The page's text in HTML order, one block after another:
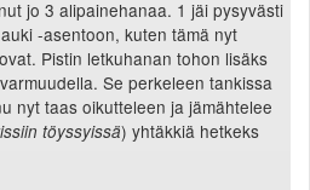
jo 3 alipainehanaa. 1 jäi pysyvästi
-asentoon, kuten tämä nyt
Pistin letkuhanan tohon lisäks
Se perkeleen tankissa
nyt taas oikutteleen ja jämähtelee
töyssyissä) yhtäkkiä hetkeks